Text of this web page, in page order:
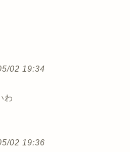
02 19:34
わ
02 19:36